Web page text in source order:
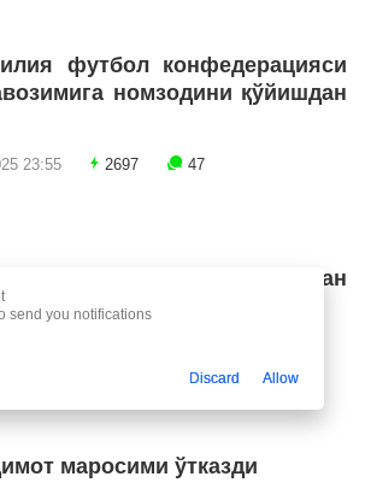
футбол конфедерацияси
номзодини қўйишдан
23:55 2697 47
ярим ҳимоячи билан
яқин
маросими ўтказди
send you notifications
Discard Allow